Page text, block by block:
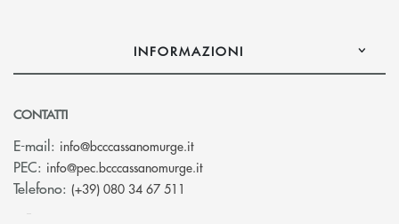
INFORMAZIONI
CONTATTI
E-mail: info@bcccassanomurge.it(si apre l’app di posta elettronica)
PEC: info@pec.bcccassanomurge.it(si apre l’app di posta
Telefono: (+39) 080 34 67 511